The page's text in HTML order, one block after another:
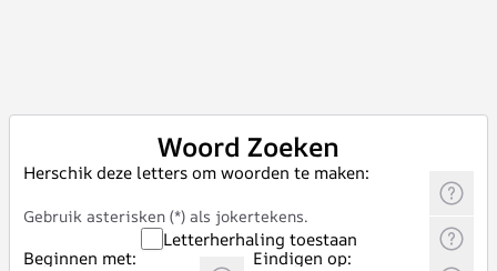
Woord Zoeken
Herschik deze letters om woorden te maken:
Gebruik asterisken (*) als jokertekens.
Letterherhaling toestaan
Beginnen met:
Eindigen op: